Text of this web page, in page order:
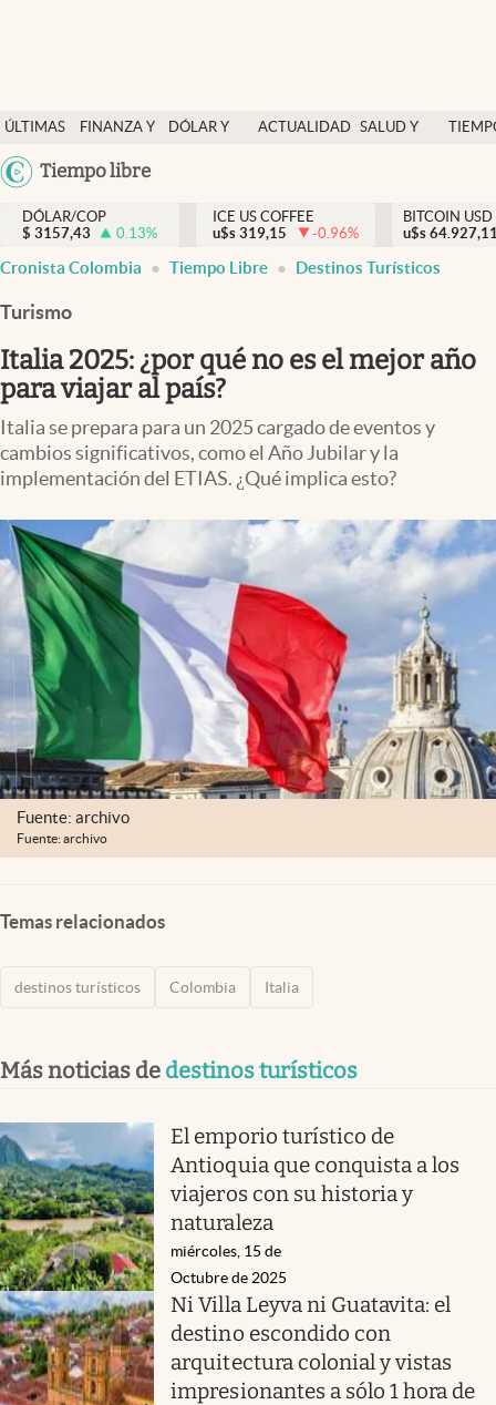
ÚLTIMAS
NOTICIAS
FINANZA Y
DÓLAR Y
ACTUALIDAD SALUD Y
México
USA
Tiempo libre
Salud y nutrición
Vida espiritual
Actualidad
Colombia
DÓLAR/COP
$ 3157,43 0.13%
ICE US COFFEE
u$s 319,15 -0.96%
BITCOIN USD
u$s
Cronista Colombia Tiempo Libre Destinos Turísticos
Turismo
Italia 2025: ¿por qué no es el mejor año
para viajar al país?
Italia se prepara para un 2025 cargado de eventos y
cambios significativos, como el Año Jubilar y la
implementación del ETIAS. ¿Qué implica esto?
Fuente: archivo
Fuente: archivo
Temas relacionados
destinos turísticos Colombia Italia
Más noticias de destinos turísticos
El emporio turístico de
Antioquia que conquista a los
viajeros con su historia y
naturaleza
miércoles, 15 de
Octubre de 2025
Ni Villa Leyva ni Guatavita: el
destino escondido con
arquitectura colonial y vistas
impresionantes a sólo 1 hora de